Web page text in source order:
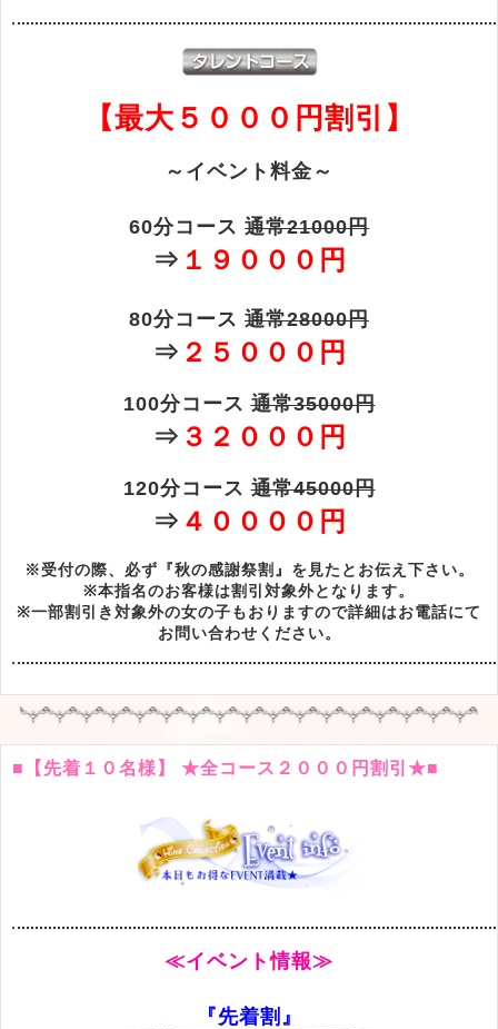
【最大５０００円割引】
～イベント料金～
60分コース 通常21000円
⇒ １９０００円
80分コース 通常28000円
⇒ ２５０００円
100分コース通常35000円
⇒ ３２０００円
120分コース通常45000円
⇒ ４００００円
※受付の際、必ず『秋の感謝祭割』を見たとお伝え下さい。
※本指名のお客様は割引対象外となります。
※一部割引き対象外の女の子もおりますので詳細はお電話にて
お問い合わせください。
■【先着１０名様】 ★全コース２０００円割引★■
≪イベント情報≫
『先着割』